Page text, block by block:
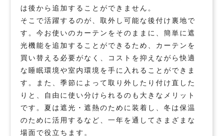
は後から追加することができません。
そこで活躍するのが、取外し可能な後付け裏地で
す。今お使いのカーテンをそのままに、簡単に遮
光機能を追加することができるため、カーテンを
買い替える必要がなく、コストを抑えながら快適
な睡眠環境や室内環境を手に入れることができま
す。また、季節によって取り外したり付け直した
りと、自由に使い分けられるのも大きなメリット
です。夏は遮光・遮熱のために装着し、冬は保温
のために活用するなど、一年を通してさまざまな
場面で役立ちます。